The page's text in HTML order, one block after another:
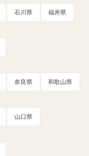
石川県 福井県
奈良県 和歌山県
山口県